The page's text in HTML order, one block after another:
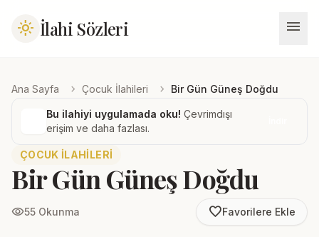
light_mode İlahi Sözleri menu
Ana Sayfa chevron_right Çocuk İlahileri chevron_right Bir Gün Güneş Doğdu
Bu ilahiyi uygulamada oku! Çevrimdışı
erişim ve daha fazlası.
ÇOCUK İLAHILERI
Bir Gün Güneş Doğdu
visibility55 Okunma favorite_borderFavorilere Ekle